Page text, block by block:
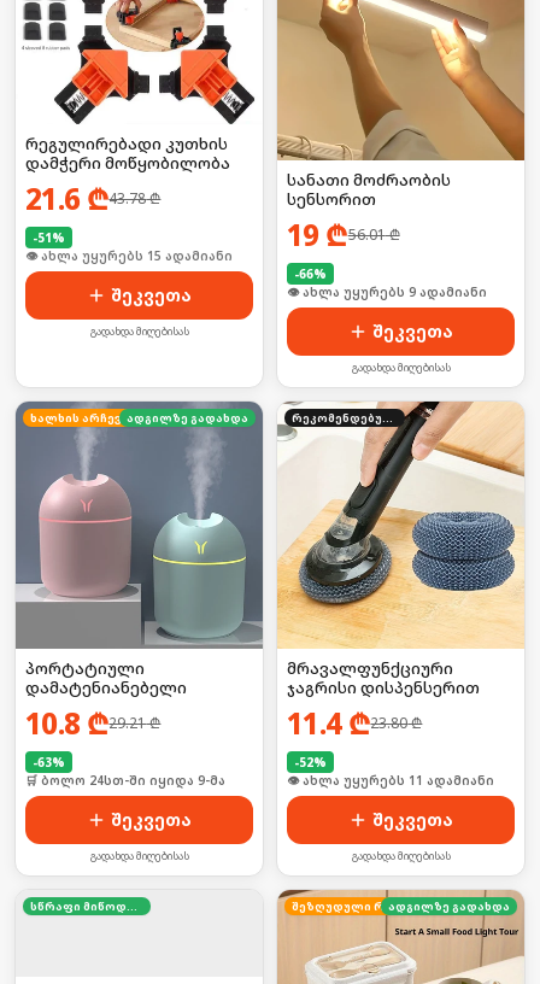
რეგულირებადი კუთხის
დამჭერი მოწყობილობა
21.6 ₾43.78₾
-51%
🛒 ბოლო 24სთ-ში იყიდა 19-მა
შეკვეთა
გადახდა მიღებისას
სანათი მოძრაობის
სენსორით
19 ₾56.01₾
-66%
🛒 ბოლო 24სთ-ში იყიდა 14-მა
შეკვეთა
გადახდა მიღებისას
ხალხის არჩევანი
ადგილზე გადახდა
პორტატიული
დამატენიანებელი
10.8 ₾29.21₾
-63%
🛒 ბოლო 24სთ-ში იყიდა 9-მა
შეკვეთა
გადახდა მიღებისას
რეკომენდებული
მრავალფუნქციური
ჯაგრისი დისპენსერით
11.4₾23.80₾
-52%
🛒 ბოლო 24სთ-ში იყიდა 20-მა
შეკვეთა
გადახდა მიღებისას
სწრაფი მიწოდება შეზღუდული რაოდენობა
ადგილზე გადახდა